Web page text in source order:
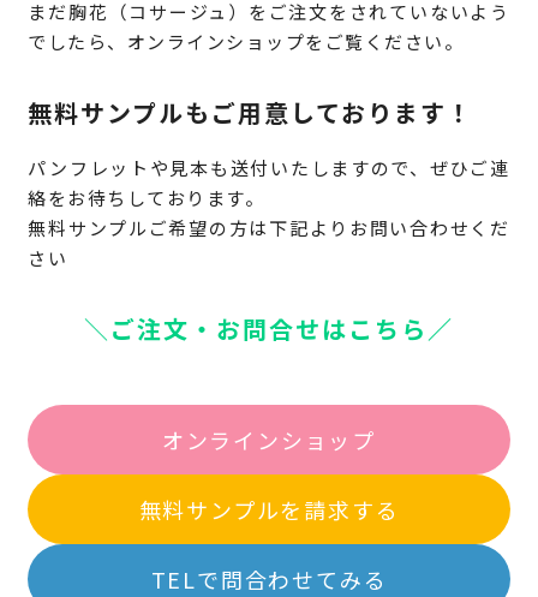
まだ胸花（コサージュ）をご注文をされていないよう
でしたら、オンラインショップをご覧ください。
無料サンプルもご用意しております！
パンフレットや見本も送付いたしますので、ぜひご連
絡をお待ちしております。
無料サンプルご希望の方は下記よりお問い合わせくだ
さい
＼ ご注文・お問合せはこちら ／
オンラインショップ
無料サンプルを請求する
TELで問合わせてみる